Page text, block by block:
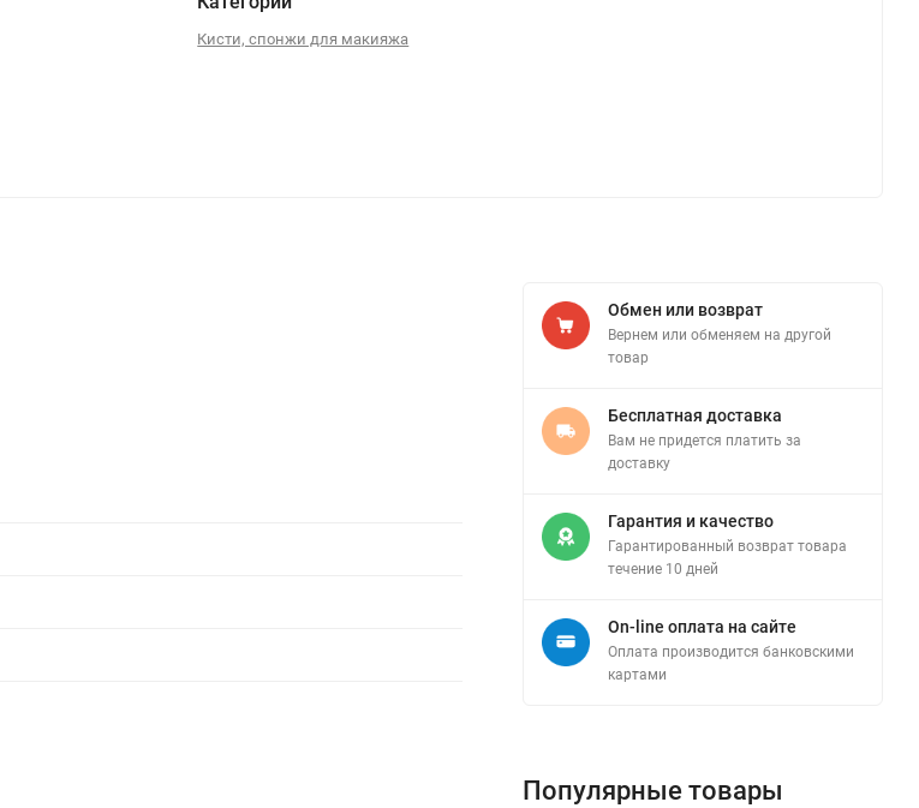
Кисти, спонжи для макияжа
Обмен или возврат
Вернем или обменяем на другой
товар
Бесплатная доставка
Вам не придется платить за
доставку
Гарантия и качество
Гарантированный возврат товара
течение 10 дней
On-line оплата на сайте
Оплата производится банковскими
картами
Популярные товары